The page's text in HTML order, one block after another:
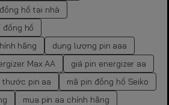
hồ tại nhà
hồ
hãng
dung lượng pin aaa
Max AA
giá pin energizer aa
thước pin aa
mã pin đồng hồ Seiko
mua pin aa chính hãng